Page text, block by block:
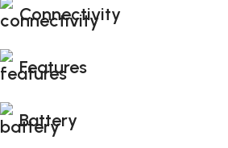
Connectivity
Features
Battery